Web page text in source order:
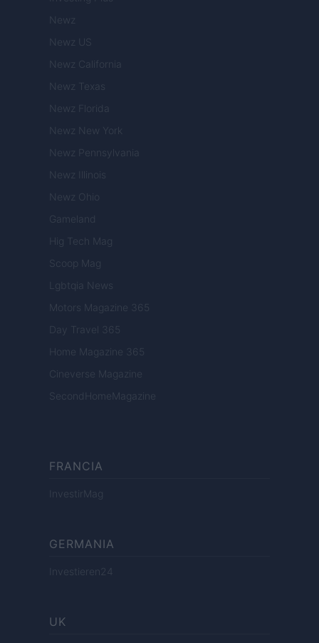
Newz
Newz US
Newz California
Newz Texas
Newz Florida
Newz New York
Newz Pennsylvania
Newz Illinois
Newz Ohio
Gameland
Hig Tech Mag
Scoop Mag
Lgbtqia News
Motors Magazine 365
Day Travel 365
Home Magazine 365
Cineverse Magazine
SecondHomeMagazine
FRANCIA
InvestirMag
GERMANIA
Investieren24
UK